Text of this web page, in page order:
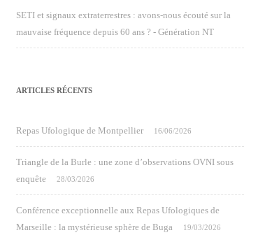
SETI et signaux extraterrestres : avons-nous écouté sur la
mauvaise fréquence depuis 60 ans ? - Génération NT
ARTICLES RÉCENTS
Repas Ufologique de Montpellier 16/06/2026
Triangle de la Burle : une zone d’observations OVNI sous
enquête
28/03/2026
Conférence exceptionnelle aux Repas Ufologiques de
Marseille : la mystérieuse sphère de Buga
19/03/2026